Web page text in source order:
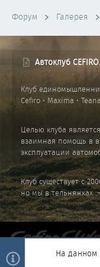
Форум Галерея
Автоклуб
Клуб
Cefiro • Maxima •
Целью клуба
взаимная помощь в
эксплуатации
Клуб существует с
но мы в тельняжках
На данном